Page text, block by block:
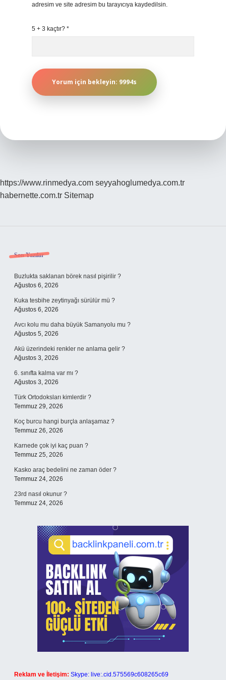
adresim ve site adresim bu tarayıcıya kaydedilsin.
5 + 3 kaçtır? *
https://www.rinmedya.com seyyahoglumedya.com.tr
habernette.com.tr Sitemap
Sidebar
Son Yazılar
Buzlukta saklanan börek nasıl pişirilir ?
Ağustos 6, 2026
Kuka tesbihe zeytinyağı sürülür mü ?
Ağustos 6, 2026
Avcı kolu mu daha büyük Samanyolu mu ?
Ağustos 5, 2026
Akü üzerindeki renkler ne anlama gelir ?
Ağustos 3, 2026
6. sınıfta kalma var mı ?
Ağustos 3, 2026
Türk Ortodoksları kimlerdir ?
Temmuz 29, 2026
Koç burcu hangi burçla anlaşamaz ?
Temmuz 26, 2026
Karnede çok iyi kaç puan ?
Temmuz 25, 2026
Kasko araç bedelini ne zaman öder ?
Temmuz 24, 2026
23rd nasıl okunur ?
Temmuz 24, 2026
Reklam ve İletişim: Skype: live:.cid.575569c608265c69